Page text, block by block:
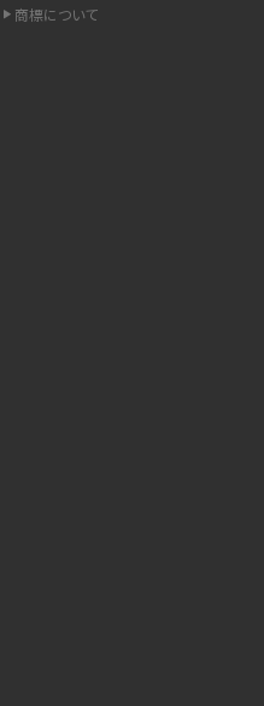
設定の確認手順も解説
iPhone・Androidの設定を解説
状況の確認手順も紹介
、TikTokで送る方法を解説
方や注意点をわかりやすく解説
られるのか、削除との違いも紹介
用途別の目安・回線ごとの平均を
解説！鳴らない場合の対処法も紹介
商標について